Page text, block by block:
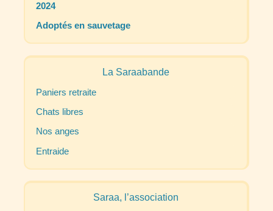
2024
Adoptés en sauvetage
La Saraabande
Paniers retraite
Chats libres
Nos anges
Entraide
Saraa, l’association